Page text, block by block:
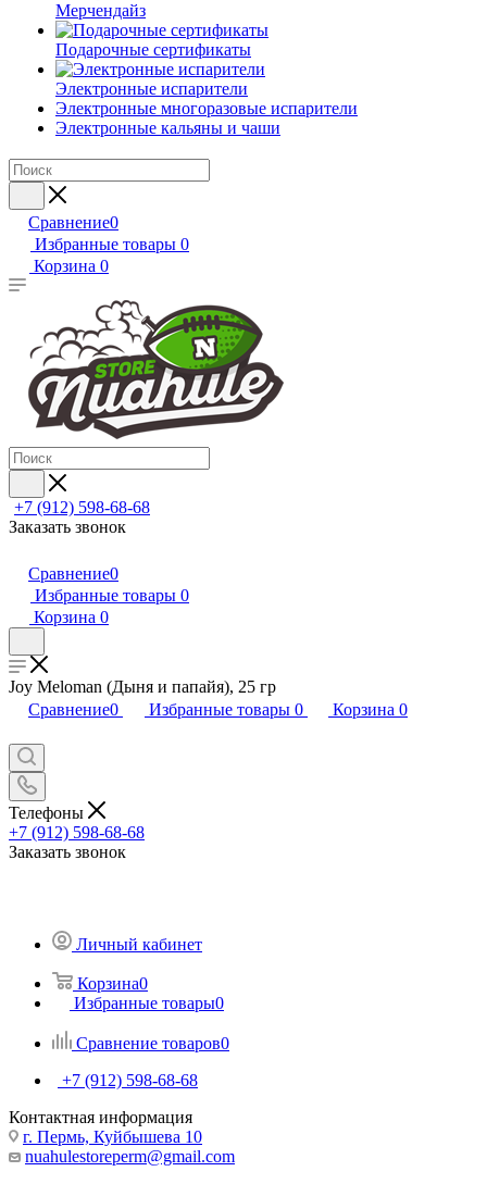
Мерчендайз
Подарочные сертификаты
Электронные испарители
Электронные многоразовые испарители
Электронные кальяны и чаши
Сравнение0
Избранные товары 0
Корзина 0
+7 (912) 598-68-68
Заказать звонок
Сравнение0
Избранные товары 0
Корзина 0
Joy Meloman (Дыня и папайя), 25 гр
Сравнение0 Избранные товары 0 Корзина 0
Телефоны
+7 (912) 598-68-68
Заказать звонок
Личный кабинет
Корзина0
Избранные товары0
Сравнение товаров0
+7 (912) 598-68-68
Контактная информация
г. Пермь, Куйбышева 10
nuahulestoreperm@gmail.com